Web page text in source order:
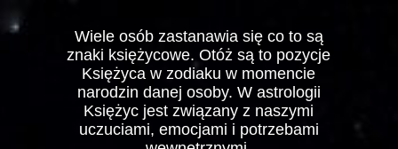
Wiele osób zastanawia się co to są
znaki księżycowe. Otóż są to pozycje
Księżyca w zodiaku w momencie
narodzin danej osoby. W astrologii
Księżyc jest związany z naszymi
uczuciami, emocjami i potrzebami